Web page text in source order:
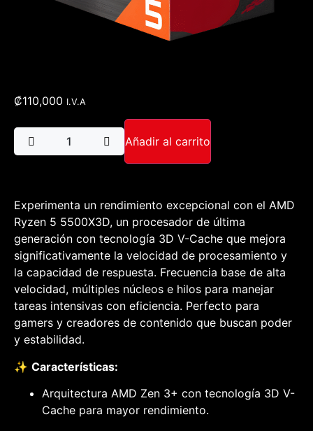
₡110,000 I.V.A
Añadir al carrito
Experimenta un rendimiento excepcional con el AMD
Ryzen 5 5500X3D, un procesador de última
generación con tecnología 3D V-Cache que mejora
significativamente la velocidad de procesamiento y
la capacidad de respuesta. Frecuencia base de alta
velocidad, múltiples núcleos e hilos para manejar
tareas intensivas con eficiencia. Perfecto para
gamers y creadores de contenido que buscan poder
y estabilidad.
✨ Características:
Arquitectura AMD Zen 3+ con tecnología 3D V-
Cache para mayor rendimiento.